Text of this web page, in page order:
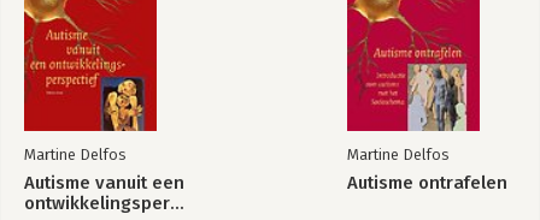
opzetten van de autisme hulpverlening.
Martine Delfos
Autisme vanuit een
ontwikkelingsperspectief
Martine Delfos
Autisme ontrafelen